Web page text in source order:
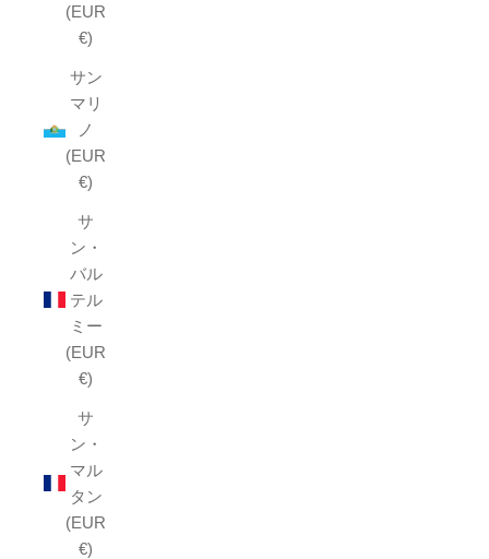
(EUR
€)
サン
マリ
ノ
(EUR
€)
サ
ン・
バル
テル
ミー
(EUR
€)
サ
ン・
マル
タン
(EUR
€)